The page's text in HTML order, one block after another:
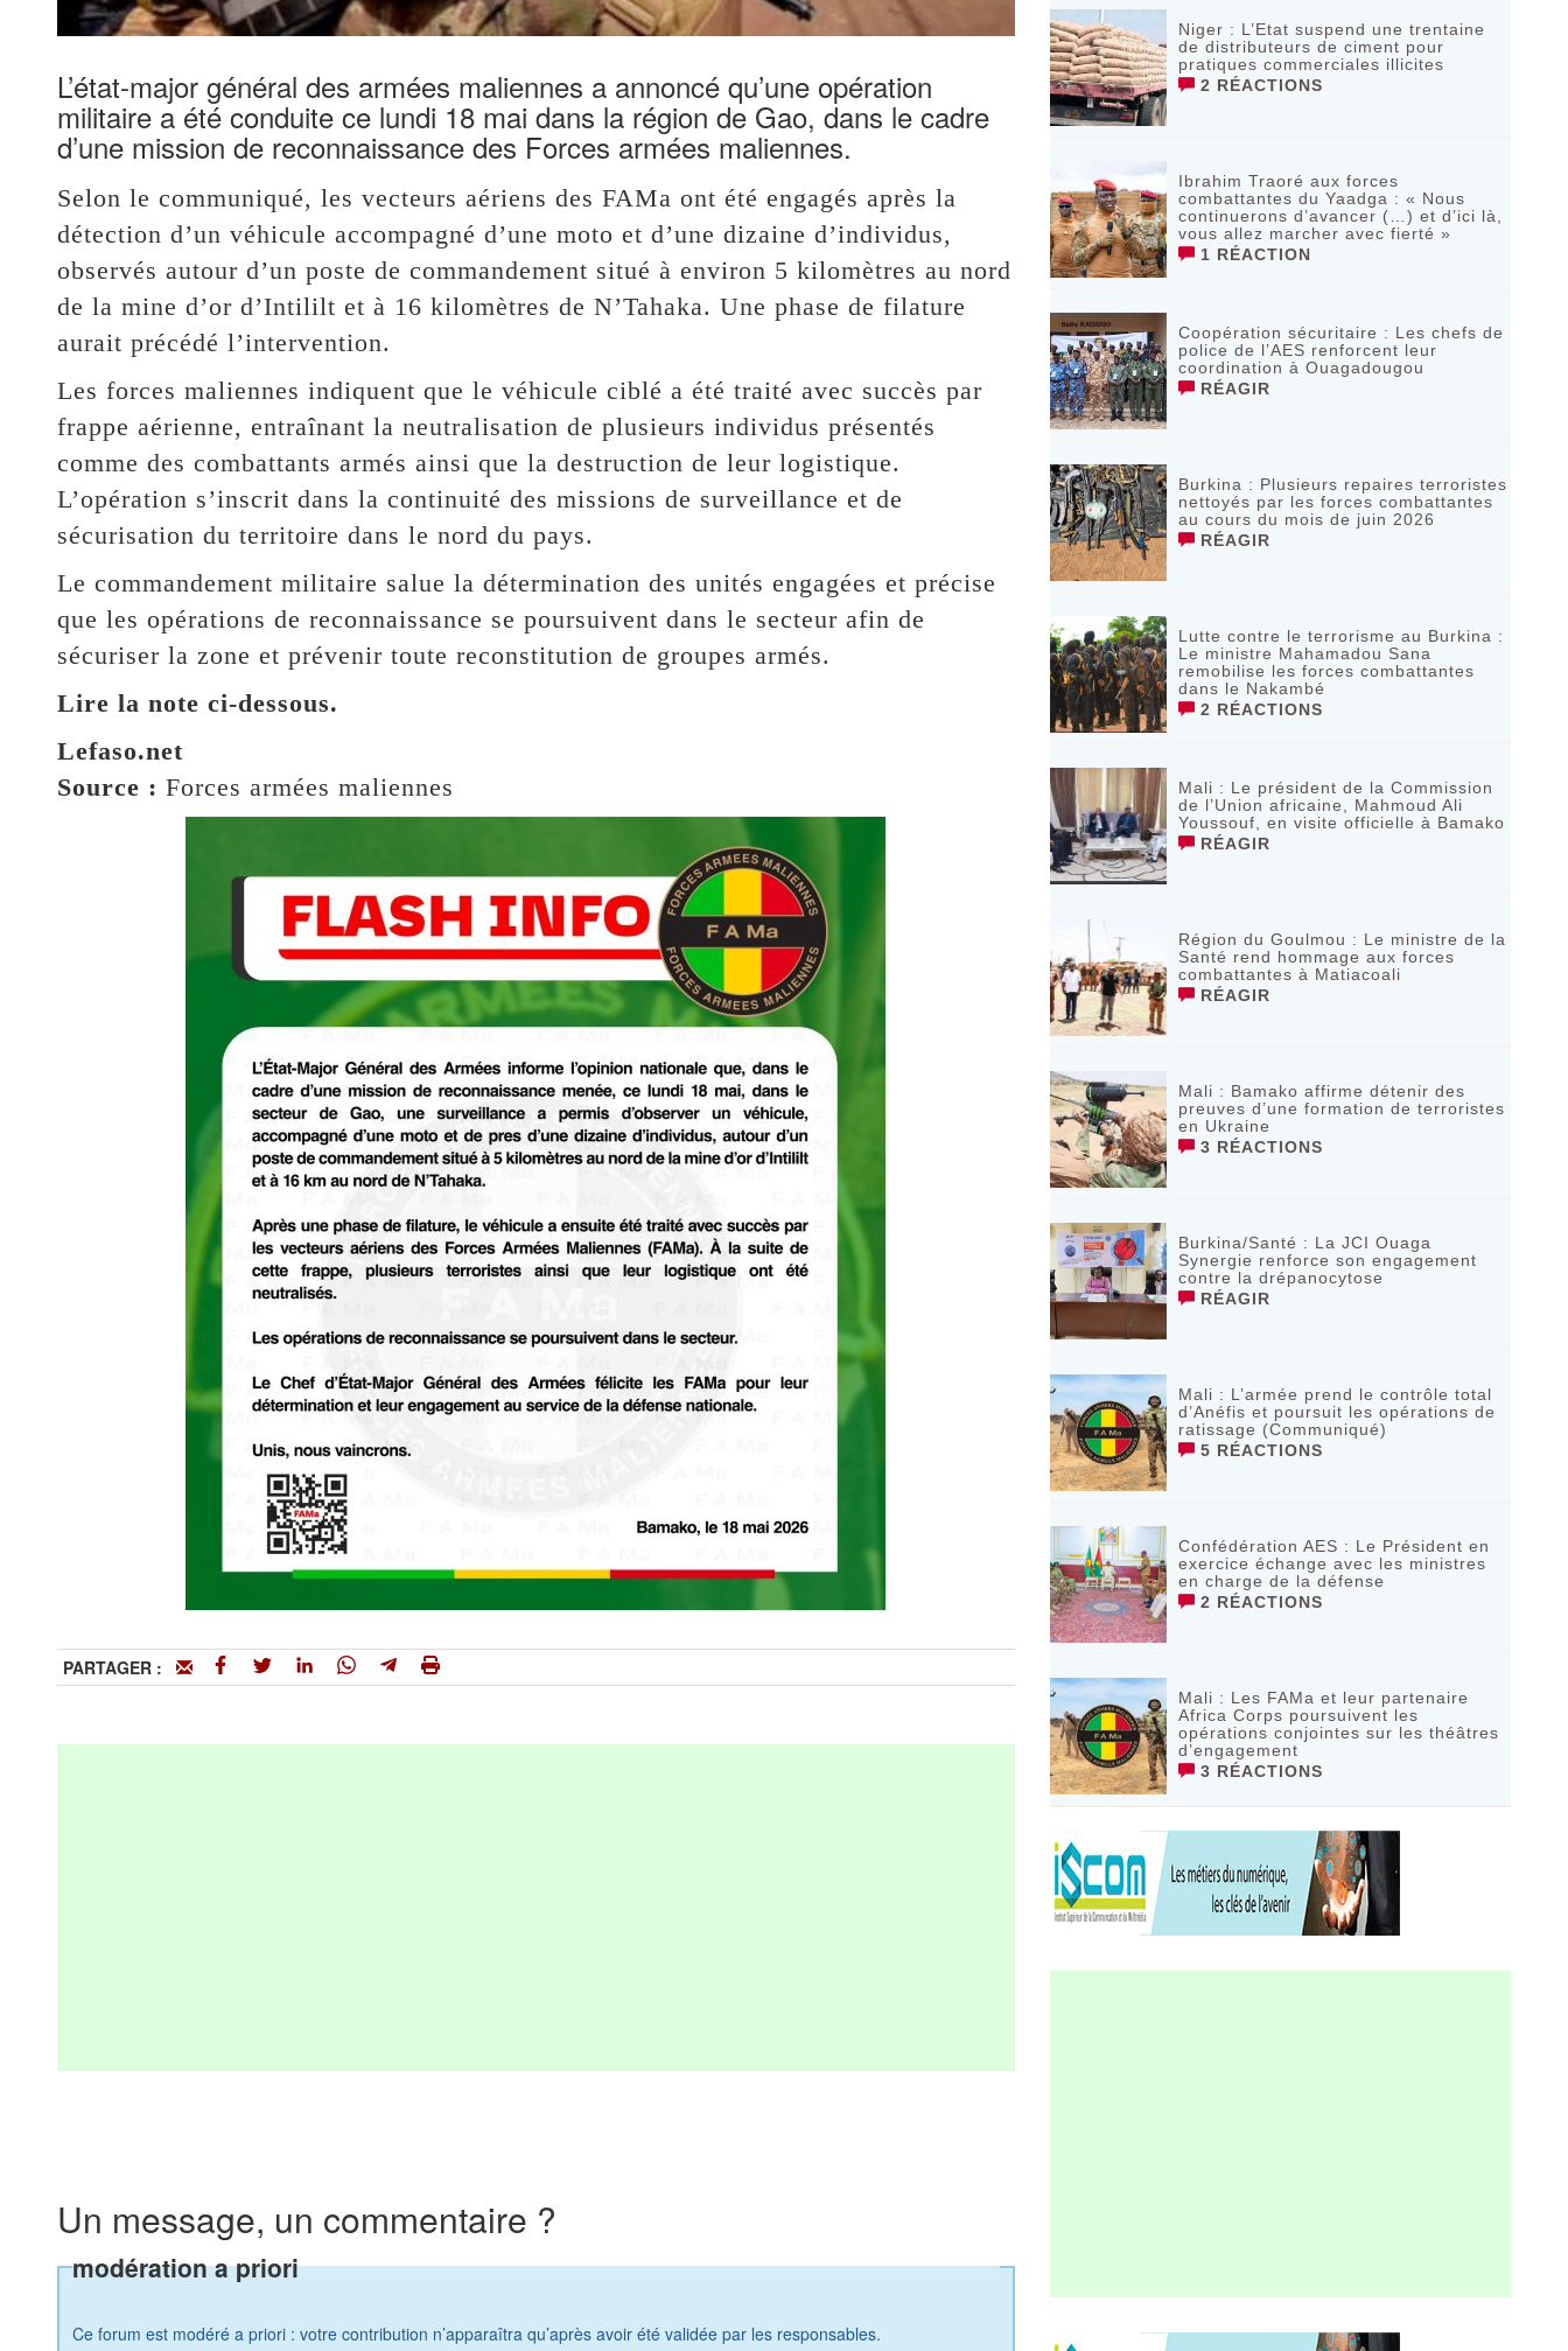
L’état-major général des armées maliennes a annoncé qu’une opération
militaire a été conduite ce lundi 18 mai dans la région de Gao, dans le cadre
d’une mission de reconnaissance des Forces armées maliennes.
Selon le communiqué, les vecteurs aériens des FAMa ont été engagés après la
détection d’un véhicule accompagné d’une moto et d’une dizaine d’individus,
observés autour d’un poste de commandement situé à environ 5 kilomètres au nord
de la mine d’or d’Intililt et à 16 kilomètres de N’Tahaka. Une phase de filature
aurait précédé l’intervention.
Les forces maliennes indiquent que le véhicule ciblé a été traité avec succès par
frappe aérienne, entraînant la neutralisation de plusieurs individus présentés
comme des combattants armés ainsi que la destruction de leur logistique.
L’opération s’inscrit dans la continuité des missions de surveillance et de
sécurisation du territoire dans le nord du pays.
Le commandement militaire salue la détermination des unités engagées et précise
que les opérations de reconnaissance se poursuivent dans le secteur afin de
sécuriser la zone et prévenir toute reconstitution de groupes armés.
Lire la note ci-dessous.
Lefaso.net
Source : Forces armées maliennes
PARTAGER :
Un message, un commentaire ?
modération a priori
Ce forum est modéré a priori : votre contribution n’apparaîtra qu’après avoir été validée par les responsables.
Niger : L’Etat suspend une trentaine
de distributeurs de ciment pour
pratiques commerciales illicites
2 RÉACTIONS
Ibrahim Traoré aux forces
combattantes du Yaadga : « Nous
continuerons d’avancer (…) et d’ici là,
vous allez marcher avec fierté »
1 RÉACTION
Coopération sécuritaire : Les chefs de
police de l’AES renforcent leur
coordination à Ouagadougou
RÉAGIR
‎Burkina : Plusieurs repaires terroristes
nettoyés par les forces combattantes
au cours du mois de juin 2026
RÉAGIR
Lutte contre le terrorisme au Burkina :
Le ministre Mahamadou Sana
remobilise les forces combattantes
dans le Nakambé
2 RÉACTIONS
Mali : Le président de la Commission
de l’Union africaine, Mahmoud Ali
Youssouf, en visite officielle à Bamako
RÉAGIR
Région du Goulmou : Le ministre de la
Santé rend hommage aux forces
combattantes à Matiacoali
RÉAGIR
Mali : Bamako affirme détenir des
preuves d’une formation de terroristes
en Ukraine
3 RÉACTIONS
Burkina/Santé : La JCI Ouaga
Synergie renforce son engagement
contre la drépanocytose
RÉAGIR
Mali : L’armée prend le contrôle total
d’Anéfis et poursuit les opérations de
ratissage (Communiqué)
5 RÉACTIONS
Confédération AES : Le Président en
exercice échange avec les ministres
en charge de la défense
2 RÉACTIONS
Mali : Les FAMa et leur partenaire
Africa Corps poursuivent les
opérations conjointes sur les théâtres
d’engagement
3 RÉACTIONS